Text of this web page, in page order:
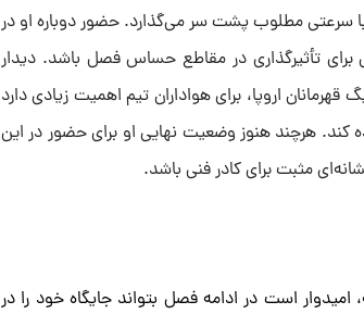
با سرعتی مطلوب پشت سر می‌گذارد. حضور دوباره او در
برای تأثیرگذاری در مقاطع حساس فصل باشد. دیدار
اروپا، برای هواداران تیم اهمیت زیادی دارد
کند. هرچند هنوز وضعیت نهایی او برای حضور در این
مثبت برای کادر فنی باشد.
امیدوار است در ادامه فصل بتواند جایگاه خود را در